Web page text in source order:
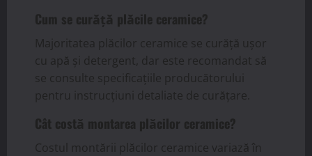
Cum se curăță plăcile ceramice?
Majoritatea plăcilor ceramice se curăță ușor
cu apă și detergent, dar este recomandat să
se consulte specificațiile producătorului
pentru instrucțiuni detaliate de curățare.
Cât costă montarea plăcilor ceramice?
Costul montării plăcilor ceramice variază în